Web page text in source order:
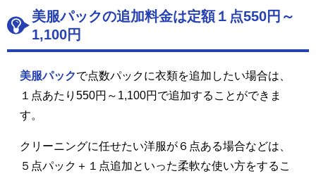
美服パックの追加料金は定額１点550円～
1,100円
美服パックで点数パックに衣類を追加したい場合は、
１点あたり550円～1,100円で追加することができま
す。
クリーニングに任せたい洋服が６点ある場合などは、
５点パック＋１点追加といった柔軟な使い方をするこ